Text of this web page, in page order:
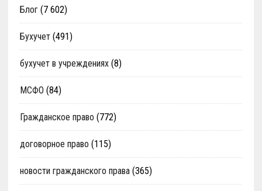
Блог(7 602)
Бухучет(491)
бухучет в учреждениях(8)
МСФО (84)
Гражданское право (772)
договорное право (115)
новости гражданского права(365)